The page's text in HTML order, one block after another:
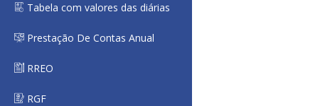
Tabela com valores das diárias
Prestação De Contas Anual
RREO
RGF